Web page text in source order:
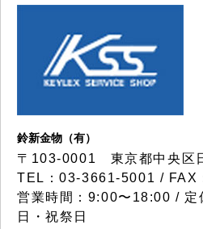
鈴新金物（有）
〒103-0001 東京都中央区
TEL：03-3661-5001 / FAX
営業時間：9:00〜18:00 / 定
日・祝祭日